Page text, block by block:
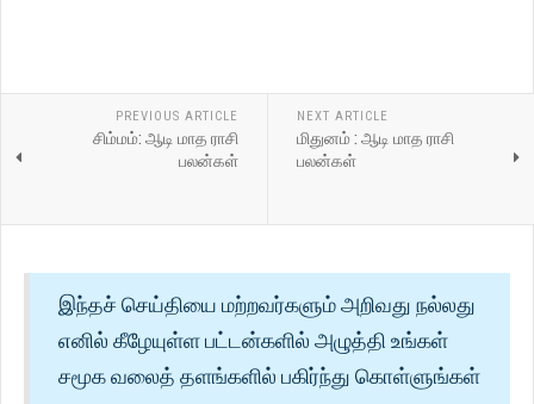
PREVIOUS ARTICLE
சிம்மம்: ஆடி மாத ராசி
பலன்கள்
NEXT ARTICLE
மிதுனம் : ஆடி மாத ராசி
பலன்கள்
இந்தச் செய்தியை மற்றவர்களும் அறிவது நல்லது
எனில் கீழேயுள்ள பட்டன்களில் அழுத்தி உங்கள்
சமூக வலைத் தளங்களில் பகிர்ந்து கொள்ளுங்கள்